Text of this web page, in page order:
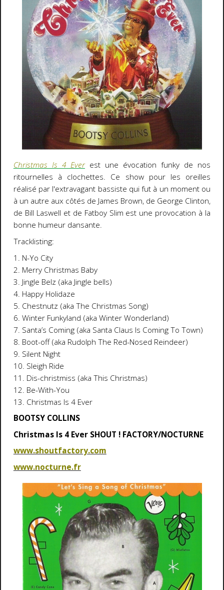
Christmas Is 4 Ever est une évocation funky de nos
ritournelles à clochettes. Ce show pour les oreilles
réalisé par l'extravagant bassiste qui fut à un moment ou
à un autre aux côtés de James Brown, de George Clinton,
de Bill Laswell et de Fatboy Slim est une provocation à la
bonne humeur dansante.
Tracklisting:
1. N-Yo City
2. Merry Christmas Baby
3. Jingle Belz (aka Jingle bells)
4. Happy Holidaze
5. Chestnutz (aka The Christmas Song)
6. Winter Funkyland (aka Winter Wonderland)
7. Santa’s Coming (aka Santa Claus Is Coming To Town)
8. Boot-off (aka Rudolph The Red-Nosed Reindeer)
9. Silent Night
10. Sleigh Ride
11. Dis-christmiss (aka This Christmas)
12. Be-With-You
13. Christmas Is 4 Ever
BOOTSY COLLINS
Christmas Is 4 Ever SHOUT ! FACTORY/NOCTURNE
www.shoutfactory.com
www.nocturne.fr